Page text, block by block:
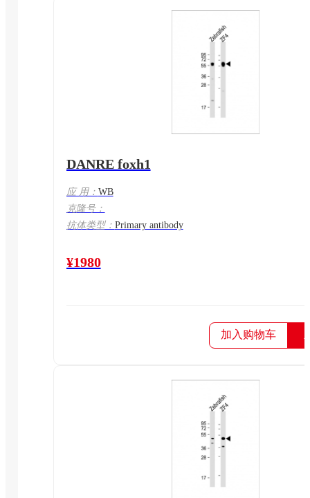
DANRE foxh1
应 用： WB
克隆号：
抗体类型： Primary antibody
¥1980
加入购物车